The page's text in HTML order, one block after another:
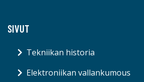
SIVUT
Tekniikan historia
Elektroniikan vallankumous